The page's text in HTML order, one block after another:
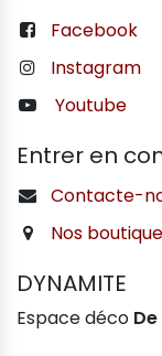
Facebook
Instagram
Youtube
Entrer en
Contacte-
Nos
DYNAMITE
Espace déco